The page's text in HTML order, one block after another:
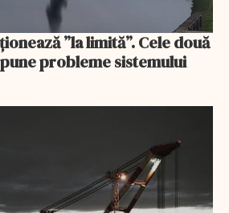
”la limită”. Cele două
probleme sistemului